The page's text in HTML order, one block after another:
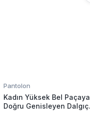
Pantolon
Kadın Yüksek Bel Paçaya
Doğru Genisleyen Dalgıç